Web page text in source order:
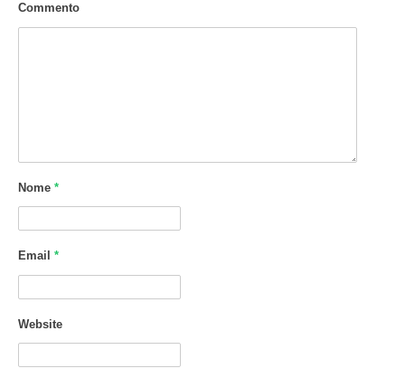
Commento
Nome *
Email *
Website